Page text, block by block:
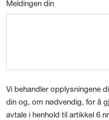
Meldingen din
Vi behandler opplysningene
din og, om nødvendig, for å
avtale i henhold til artikkel 6